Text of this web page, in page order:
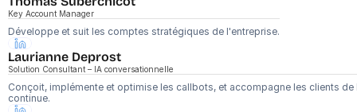
Key Account Manager
Développe et suit les comptes stratégiques de l'entreprise.
Laurianne Deprost
Solution Consultant – IA conversationnelle
Conçoit, implémente et optimise les callbots, et accompagne les clients
continue.